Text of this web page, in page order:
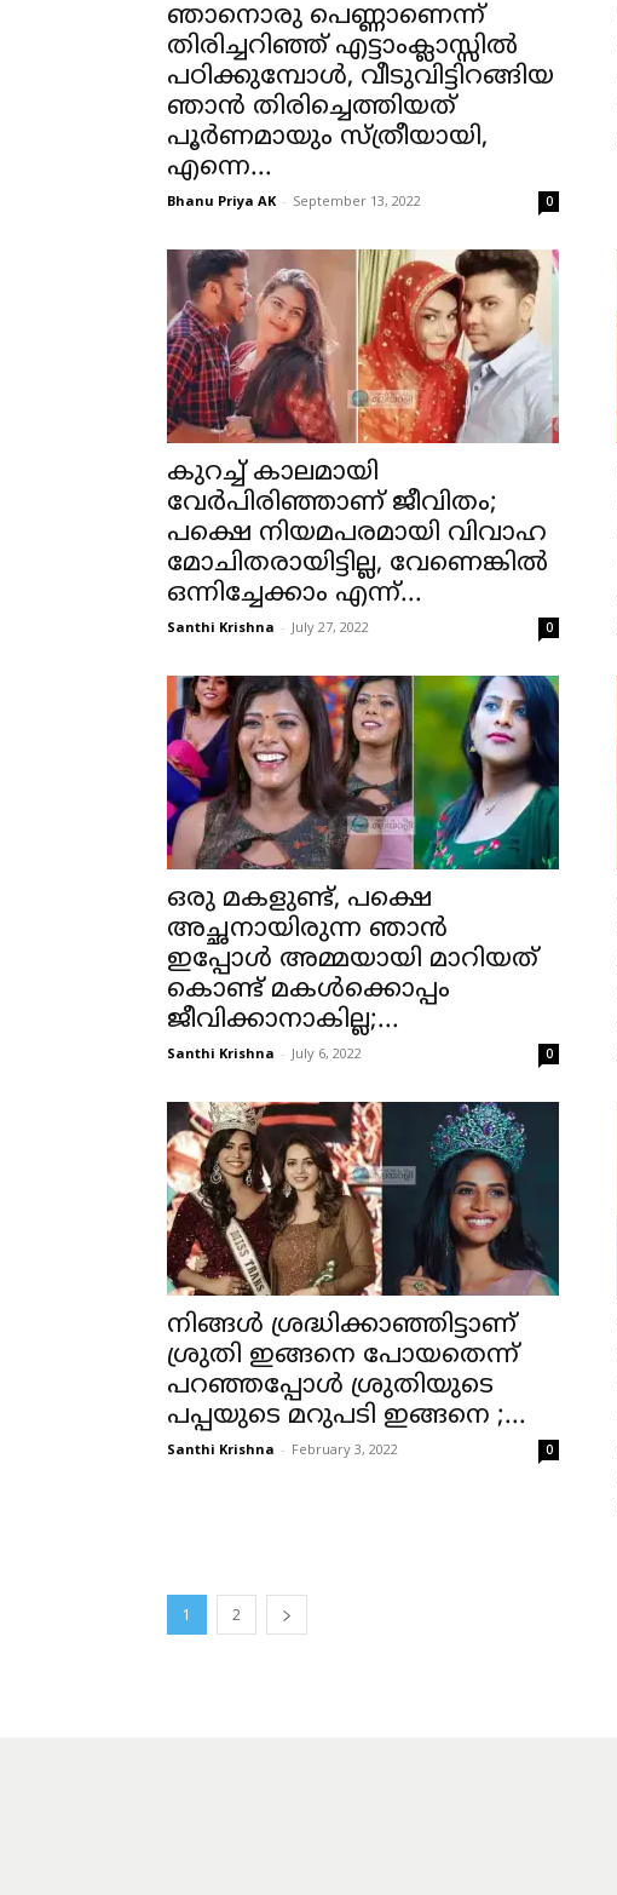
ഞാനൊരു പെണ്ണാണെന്ന്
തിരിച്ചറിഞ്ഞ് എട്ടാംക്ലാസ്സില്‍
പഠിക്കുമ്പോള്‍, വീടുവിട്ടിറങ്ങിയ
ഞാന്‍ തിരിച്ചെത്തിയത്
പൂര്‍ണമായും സ്ത്രീയായി,
എന്നെ...
Bhanu Priya AK - September 13, 2022 0
കുറച്ച് കാലമായി
വേർപിരിഞ്ഞാണ് ജീവിതം;
പക്ഷെ നിയമപരമായി വിവാഹ
മോചിതരായിട്ടില്ല, വേണെങ്കിൽ
ഒന്നിച്ചേക്കാം എന്ന്...
Santhi Krishna - July 27, 2022 0
ഒരു മകളുണ്ട്, പക്ഷെ
അച്ഛനായിരുന്ന ഞാൻ
ഇപ്പോൾ അമ്മയായി മാറിയത്
കൊണ്ട് മകൾക്കൊപ്പം
ജീവിക്കാനാകില്ല;...
Santhi Krishna - July 6, 2022 0
നിങ്ങൾ ശ്രദ്ധിക്കാഞ്ഞിട്ടാണ്
ശ്രുതി ഇങ്ങനെ പോയതെന്ന്
പറഞ്ഞപ്പോൾ ശ്രുതിയുടെ
പപ്പയുടെ മറുപടി ഇങ്ങനെ ;...
Santhi Krishna - February 3, 2022 0
1 2